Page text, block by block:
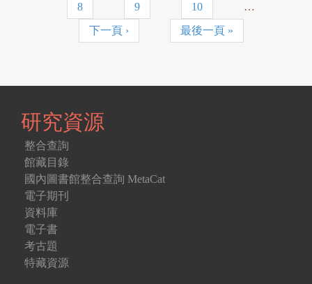
8
9 10
…
下一頁 ›
最後一頁 »
研究資源
整合查詢
館藏目錄
國內圖書館整合查詢 MetaCat
電子期刊
資料庫
電子書
考古題
特藏資源